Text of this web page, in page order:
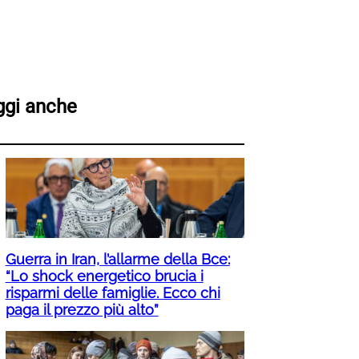
anche
Guerra in Iran, l’allarme della Bce:
“Lo shock energetico brucia i
risparmi delle famiglie. Ecco chi
paga il prezzo più alto”